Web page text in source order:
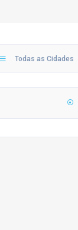
Todas as Cidades